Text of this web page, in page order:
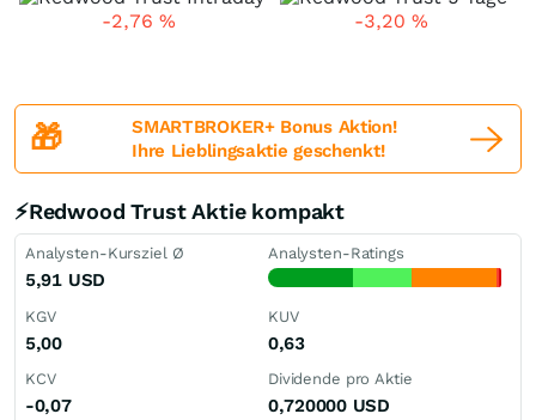
-2,76 % -3,20 %
🎁
SMARTBROKER+ Bonus Aktion!
Ihre Lieblingsaktie geschenkt!
⚡Redwood Trust Aktie kompakt
Analysten-Kursziel Ø
5,91 USD
Analysten-Ratings
KGV
5,00
KUV
0,63
KCV
-0,07
Dividende pro Aktie
0,720000 USD